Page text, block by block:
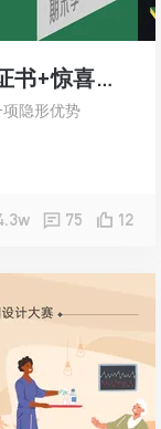
学生党必冲！免费技能证书+惊喜奖励，半天搞定简历加分项！
隐形优势
75 12